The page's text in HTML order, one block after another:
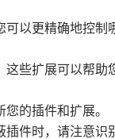
以更精确地控制
些扩展可以帮助
的插件和扩展。
件时，请注意识